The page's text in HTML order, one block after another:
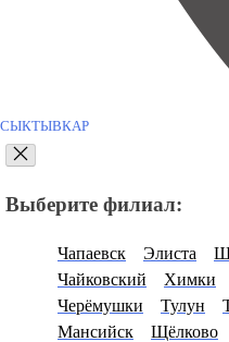
СЫКТЫВКАР
Выберите филиал:
Чапаевск Элиста
Чайковский
Химки
Черёмушки
Тулун
Мансийск
Щёлково